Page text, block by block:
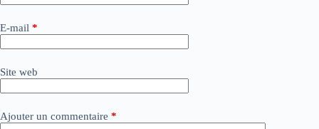
E-mail *
Site web
Ajouter un commentaire *
n
t
i
e